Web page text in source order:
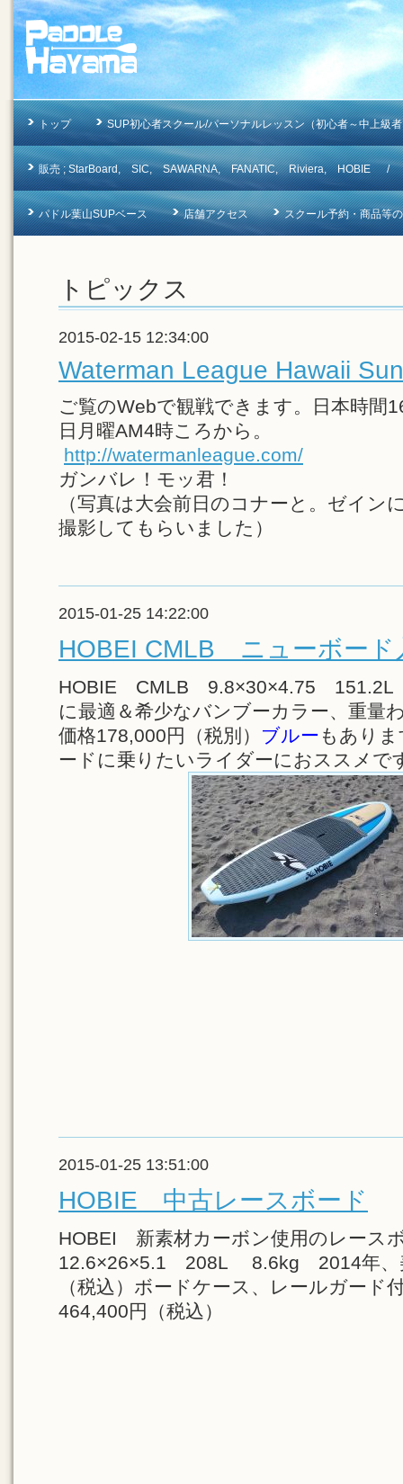
トップ SUP初心者スクール/パーソナルレッスン（初心者～中上級
販売 ; StarBoard, SIC, SAWARNA, FANATIC, Riviera, HOBIE /
パドル葉山SUPベース 店舗アクセス スクール予約・商品
トピックス
2015-02-15 12:34:00
Waterman League Hawaii
ご覧のWebで観戦できます。日本時間
日月曜AM4時ころから。
http://watermanleague.com/
ガンバレ！モッ君！
（写真は大会前日のコナーと。ゼイン
撮影してもらいました）
2015-01-25 14:22:00
HOBEI CMLB ニューボード
HOBIE CMLB 9.8×30×4.75
に最適＆希少なバンブーカラー、重量
価格178,000円（税別） ブルー もあり
ードに乗りたいライダーにおススメで
2015-01-25 13:51:00
HOBIE 中古レースボード
HOBEI 新素材カーボン使用のレース
12.6×26×5.1 208L 8.6kg 2014年、
（税込）ボードケース、レールガード
464,400円（税込）